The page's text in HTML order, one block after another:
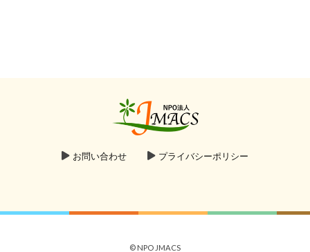
お問い合わせ プライバシーポリシー
© NPO JMACS